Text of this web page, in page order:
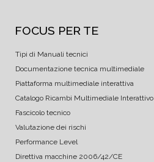
FOCUS PER TE
Tipi di Manuali tecnici
Documentazione tecnica multimediale
Piattaforma multimediale interattiva
Catalogo Ricambi Multimediale Interattivo
Fascicolo tecnico
Valutazione dei rischi
Performance Level
Direttiva macchine 2006/42/CE